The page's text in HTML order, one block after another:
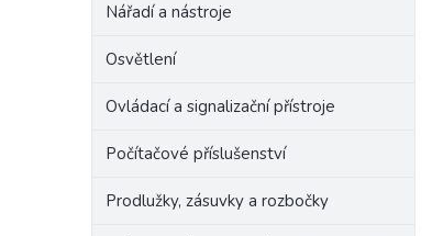
Nářadí a nástroje
Osvětlení
Ovládací a signalizační přístroje
Počítačové příslušenství
Prodlužky, zásuvky a rozbočky